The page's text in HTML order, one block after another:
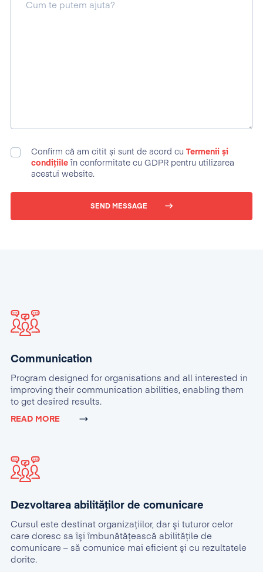
Cum te putem ajuta?
Confirm că am citit și sunt de acord cu Termenii și
condițiile în conformitate cu GDPR pentru utilizarea
acestui website.
SEND MESSAGE
Communication
Program designed for organisations and all interested in
improving their communication abilities, enabling them
to get desired results.
READ MORE
Dezvoltarea abilităților de comunicare
Cursul este destinat organizaţiilor, dar şi tuturor celor
care doresc sa îşi îmbunătăţească abilităţile de
comunicare – să comunice mai eficient şi cu rezultatele
dorite.